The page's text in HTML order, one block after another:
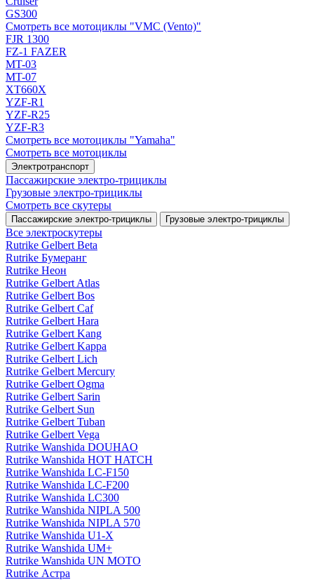
GS300
Смотреть все мотоциклы "VMC (Vento)"
FJR 1300
FZ-1 FAZER
MT-03
MT-07
XT660X
YZF-R1
YZF-R25
YZF-R3
Смотреть все мотоциклы "Yamaha"
Смотреть все мотоциклы
Электротранспорт
Пассажирские электро‑трициклы
Грузовые электро‑трициклы
Смотреть все скутеры
Пассажирские электро‑трициклы Грузовые электро‑трициклы
Все электро­скутеры
Rutrike Gelbert Beta
Rutrike Бумеранг
Rutrike Неон
Rutrike Gelbert Atlas
Rutrike Gelbert Bos
Rutrike Gelbert Caf
Rutrike Gelbert Hara
Rutrike Gelbert Kang
Rutrike Gelbert Kappa
Rutrike Gelbert Lich
Rutrike Gelbert Mercury
Rutrike Gelbert Ogma
Rutrike Gelbert Sarin
Rutrike Gelbert Sun
Rutrike Gelbert Tuban
Rutrike Gelbert Vega
Rutrike Wanshida DOUHAO
Rutrike Wanshida HOT HATCH
Rutrike Wanshida LC-F150
Rutrike Wanshida LC-F200
Rutrike Wanshida LC300
Rutrike Wanshida NIPLA 500
Rutrike Wanshida NIPLA 570
Rutrike Wanshida U1-X
Rutrike Wanshida UM+
Rutrike Wanshida UN MOTO
Rutrike Астра